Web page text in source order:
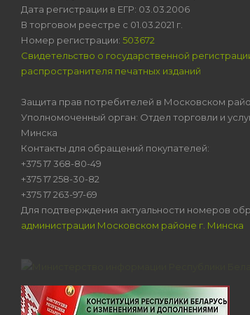
Дата регистрации в ЕГР: 03.03.2006
В торговом реестре с 01.03.2021 г.
Номер регистрации: 503672
Свидетельство о государственной
распространителя печатных изданий
Защита прав потребителей в Московском
Уполномоченный орган: Отдел торговли и
Минска
Контакты для обращений покупателей:
+375 17 368-80-49
+375 17 258-30-82
+375 17 263-97-69
Для подтверждения актуальности номеров
администрации Московском районе г. Минска